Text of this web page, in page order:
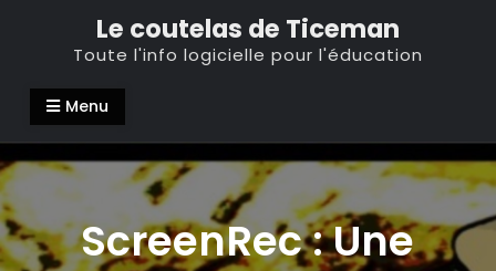
Le coutelas de Ticeman
Toute l'info logicielle pour l'éducation
Menu
ScreenRec : Une